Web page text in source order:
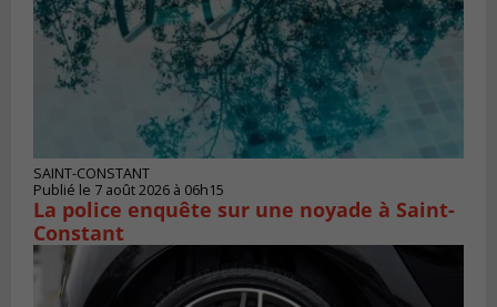
SAINT-CONSTANT
Publié le 7 août 2026 à 06h15
La police enquête sur une noyade à Saint-
Constant